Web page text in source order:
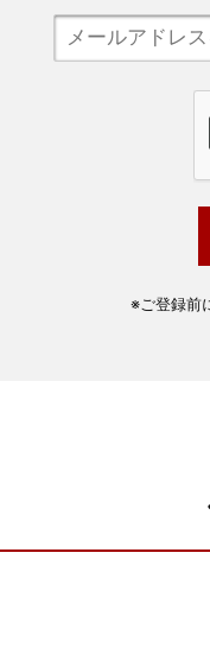
※ご登録前